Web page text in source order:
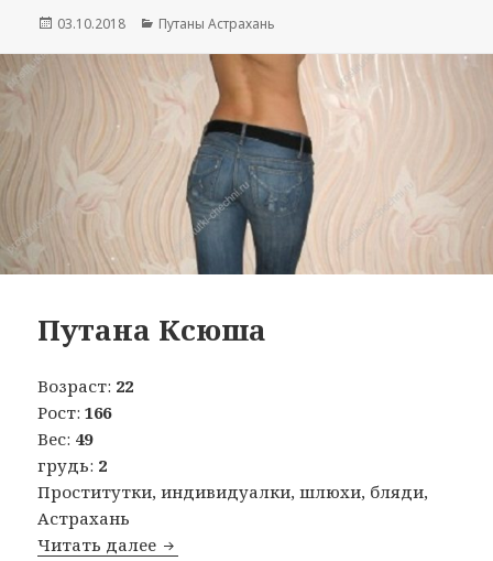
Опубликовано
03.10.2018 Рубрики
Путаны Астрахань
Путана Ксюша
Возраст: 22
Рост:166
Вес: 49
грудь: 2
Проститутки, индивидуалки, шлюхи, бляди,
Астрахань
Читать далее Путана Ксюша